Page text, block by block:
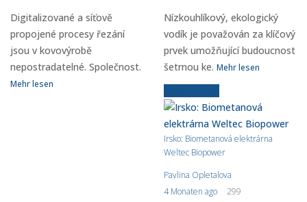
Digitalizované a síťově
propojené procesy řezání
jsou v kovovýrobě
nepostradatelné. Společnost.
Mehr lesen
Nízkouhlíkový, ekologický
vodík je považován za klíčový
prvek umožňující budoucnost
šetrnou ke. Mehr lesen
Irsko: Biometanová elektrárna
Weltec Biopower
Pavlina Opletalova
4 Monaten ago
299